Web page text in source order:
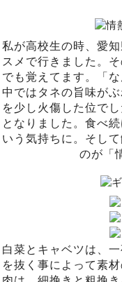
私が高校生の時、愛
スメで行きました。
でも覚えてます。「
中ではタネの旨味が
を少し火傷した位で
となりました。食べ
いう気持ちに。そし
のが「
白菜とキャベツは、
を抜く事によって素